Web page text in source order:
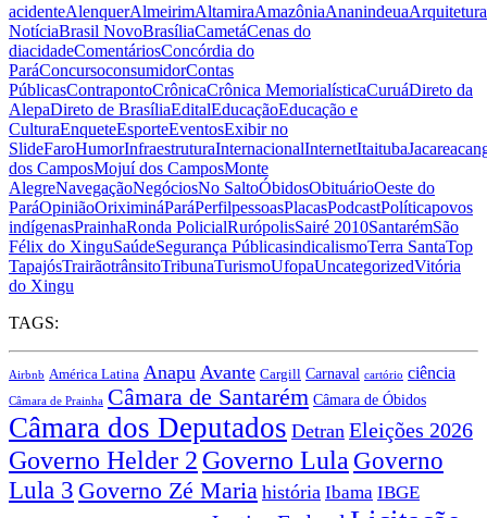
acidenteAlenquerAlmeirimAltamiraAmazôniaAnanindeuaArquitetura
NotíciaBrasil NovoBrasíliaCametáCenas do
diacidadeComentáriosConcórdia do
ParáConcursoconsumidorContas
PúblicasContrapontoCrônicaCrônica MemorialísticaCuruáDireto da
AlepaDireto de BrasíliaEditalEducaçãoEducação e
CulturaEnqueteEsporteEventosExibir no
SlideFaroHumorInfraestruturaInternacionalInternetItaituba
dos CamposMojuí dos CamposMonte
AlegreNavegaçãoNegóciosNo SaltoÓbidosObituárioOeste do
ParáOpiniãoOriximináParáPerfilpessoasPlacasPodcastPolíticapovos
indígenasPrainhaRonda PolicialRurópolisSairé 2010SantarémSão
Félix do XinguSaúdeSegurança PúblicasindicalismoTerra SantaTop
TapajósTrairãotrânsitoTribunaTurismoUfopaUncategorizedVitória
do Xingu
TAGS:
Airbnb América Latina Anapu Avante Cargill Carnaval cartório ciência
Câmara de Prainha Câmara de Santarém Câmara de Óbidos
Câmara dos Deputados Detran Eleições 2026
Governo Helder 2 Governo Lula Governo
Lula 3 Governo Zé Maria história Ibama IBGE